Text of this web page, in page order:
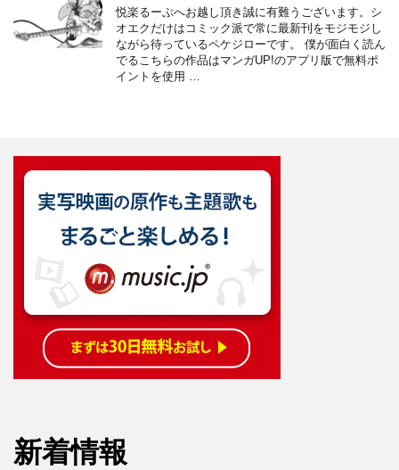
悦楽るーぷへお越し頂き誠に有難うございます。シ
オエクだけはコミック派で常に最新刊をモジモジし
ながら待っているペケジローです。 僕が面白く読ん
でるこちらの作品はマンガUP!のアプリ版で無料ポ
イントを使用 …
新着情報